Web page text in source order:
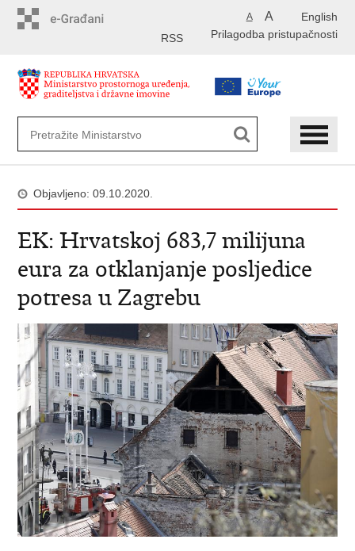
English
A A
Prilagodba pristupačnosti
RSS
Objavljeno: 09.10.2020.
EK: Hrvatskoj 683,7 milijuna
eura za otklanjanje posljedice
potresa u Zagrebu